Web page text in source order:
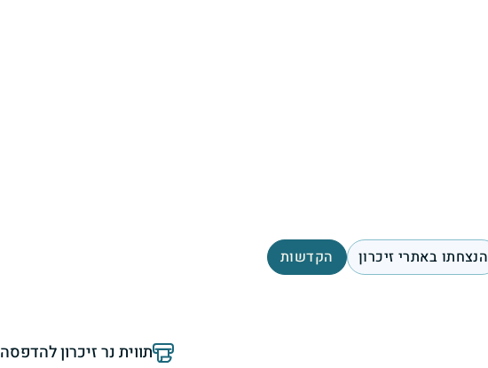
הנצחתו באתרי זיכרון הקדשות
תווית נר זיכרון להדפסה